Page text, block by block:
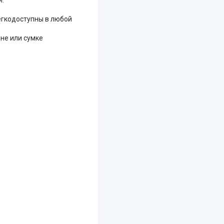
в любой
или сумке